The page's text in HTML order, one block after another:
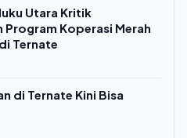
Utara Kritik
Program Koperasi Merah
Ternate
di Ternate Kini Bisa